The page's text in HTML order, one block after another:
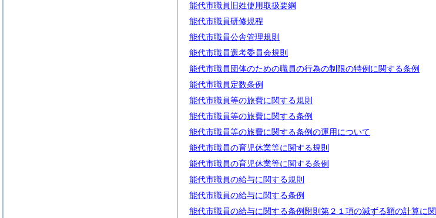
能代市職員旧姓使用取扱要綱
能代市職員研修規程
能代市職員公舎管理規則
能代市職員選考委員会規則
能代市職員団体のための職員の行為の制限の特例に関する条例
能代市職員定数条例
能代市職員等の旅費に関する規則
能代市職員等の旅費に関する条例
能代市職員等の旅費に関する条例の運用について
能代市職員の育児休業等に関する規則
能代市職員の育児休業等に関する条例
能代市職員の給与に関する規則
能代市職員の給与に関する条例
能代市職員の給与に関する条例附則第２１項の減ずる額の計算に関